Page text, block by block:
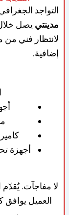
التواجد
مدينتي
لانتظار فني
إضافية.
أجهزة
لا مفاجآت.
العميل يوافق